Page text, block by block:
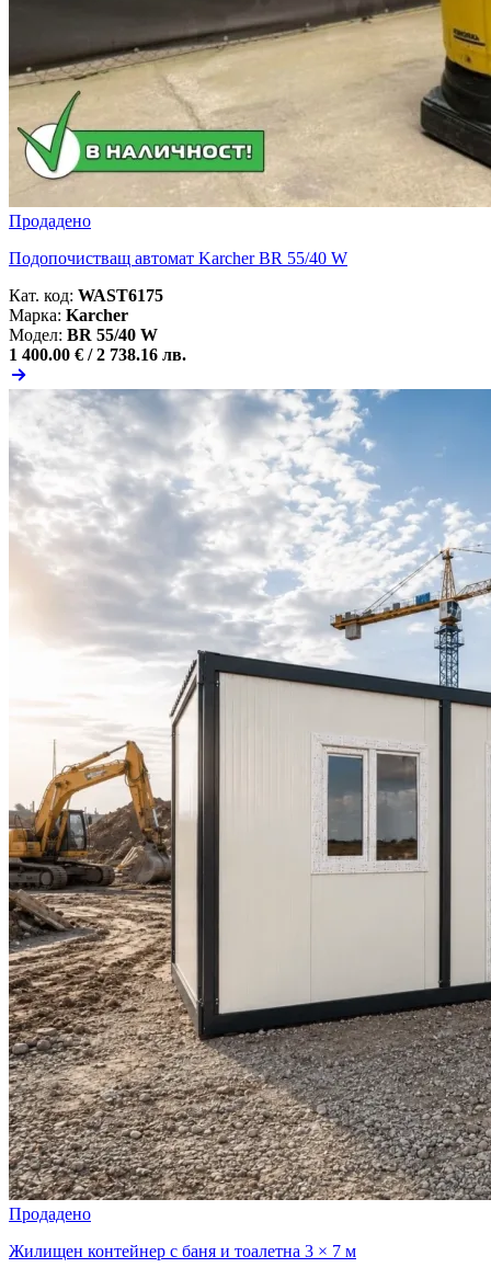
Продадено
Подопочистващ автомат Karcher BR 55/40 W
Кат. код: WAST6175
Марка: Karcher
Модел: BR 55/40 W
1 400.00 € / 2 738.16 лв.
Продадено
Жилищен контейнер с баня и тоалетна 3 × 7 м